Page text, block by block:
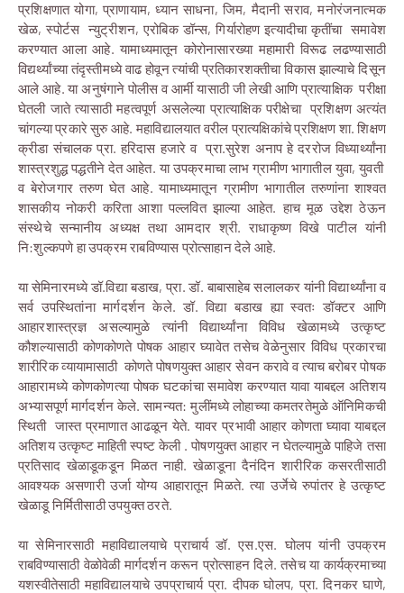
प्रशिक्षणात योगा, प्राणायाम, ध्यान साधना, जिम, मैदानी सराव, मनोरंजनात्मक
खेळ, स्पोर्टस न्युट्रीशन, एरोबिक डॉन्स, गिर्यारोहण इत्यादीचा कृतींचा समावेश
करण्यात आला आहे. यामाध्यमातून कोरोनासारख्या महामारी विरूढ लढण्यासाठी
विद्यर्थ्यांच्या तंदृस्तीमध्ये वाढ होवून त्यांची प्रतिकारशक्तीचा विकास झाल्याचे दिसून
आले आहे. या अनुषंगाने पोलीस व आर्मी यासाठी जी लेखी आणि प्रात्याक्षिक परीक्षा
घेतली जाते त्यासाठी महत्वपूर्ण असलेल्या प्रात्याक्षिक परीक्षेचा प्रशिक्षण अत्यंत
चांगल्या प्रकारे सुरु आहे. महाविद्यालयात वरील प्रात्यक्षिकांचे प्रशिक्षण शा. शिक्षण
क्रीडा संचालक प्रा. हरिदास हजारे व प्रा.सुरेश अनाप हे दररोज विध्यार्थ्यांना
शास्त्रशुद्ध पद्धतीने देत आहेत. या उपक्रमाचा लाभ ग्रामीण भागातील युवा, युवती
व बेरोजगार तरुण घेत आहे. यामाध्यमातून ग्रामीण भागातील तरुणांना शाश्वत
शासकीय नोकरी करिता आशा पल्लवित झाल्या आहेत. हाच मूळ उद्देश ठेऊन
संस्थेचे सन्मानीय अध्यक्ष तथा आमदार श्री. राधाकृष्ण विखे पाटील यांनी
नि:शुल्कपणे हा उपक्रम राबविण्यास प्रोत्साहान देले आहे.
या सेमिनारमध्ये डॉ.विद्या बडाख, प्रा. डॉ. बाबासाहेब सलालकर यांनी विद्यार्थ्यांना व
सर्व उपस्थितांना मार्गदर्शन केले. डॉ. विद्या बडाख ह्या स्वतः डॉक्टर आणि
आहारशास्त्रज्ञ असल्यामुळे त्यांनी विद्यार्थ्यांना विविध खेळामध्ये उत्कृष्ट
कौशल्यासाठी कोणकोणते पोषक आहार घ्यावेत तसेच वेळेनुसार विविध प्रकारचा
शारीरिक व्यायामासाठी कोणते पोषणयुक्त आहार सेवन करावे व त्याच बरोबर पोषक
आहारामध्ये कोणकोणत्या पोषक घटकांचा समावेश करण्यात यावा याबद्दल अतिशय
अभ्यासपूर्ण मार्गदर्शन केले. सामन्यत: मुलींमध्ये लोहाच्या कमतरतेमुळे ऑनिमिकची
स्थिती जास्त प्रमाणात आढळून येते. यावर प्रभावी आहार कोणता घ्यावा याबद्दल
अतिशय उत्कृष्ट माहिती स्पष्ट केली . पोषणयुक्त आहार न घेतल्यामुळे पाहिजे तसा
प्रतिसाद खेळाडूकडून मिळत नाही. खेळाडूना दैनंदिन शारीरिक कसरतीसाठी
आवश्यक असणारी उर्जा योग्य आहारातून मिळते. त्या उर्जेचे रुपांतर हे उत्कृष्ट
खेळाडू निर्मितीसाठी उपयुक्त ठरते.
या सेमिनारसाठी महाविद्यालयाचे प्राचार्य डॉ. एस.एस. घोलप यांनी उपक्रम
राबविण्यासाठी वेळोवेळी मार्गदर्शन करून प्रोत्साहन दिले. तसेच या कार्यक्रमाच्या
यशस्वीतेसाठी महाविद्यालयाचे उपप्राचार्य प्रा. दीपक घोलप,प्रा. दिनकर घाणे,